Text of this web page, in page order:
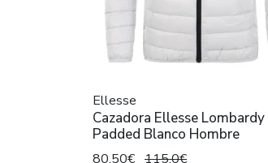
Ellesse
Cazadora Ellesse Lombardy
Padded Blanco Hombre
80,50€ 115,0€